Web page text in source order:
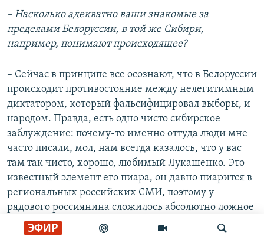
ЭФИР
– Насколько адекватно ваши знакомые за
пределами Белоруссии, в той же Сибири,
например, понимают происходящее?
– Сейчас в принципе все осознают, что в Белоруссии
происходит противостояние между нелегитимным
диктатором, который фальсифицировал выборы, и
народом. Правда, есть одно чисто сибирское
заблуждение: почему-то именно оттуда люди мне
часто писали, мол, нам всегда казалось, что у вас
там так чисто, хорошо, любимый Лукашенко. Это
известный элемент его пиара, он давно пиарится в
региональных российских СМИ, поэтому у
рядового россиянина сложилось абсолютно ложное
представление о Лукашенко. Мы от этих слов про
"любимого Батьку" хватались за голову, пытались